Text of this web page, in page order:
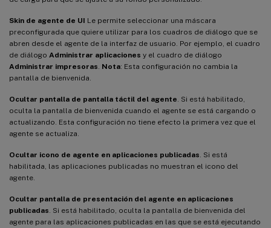
Skin de agente de UI Le permite seleccionar una máscara
preconfigurada que quiere utilizar para los cuadros de diálogo que se
abren desde el agente de la interfaz de usuario. Por ejemplo, el cuadro
de diálogo Administrar aplicaciones y el cuadro de diálogo
Administrar impresoras Nota: Esta configuración no cambia la
pantalla de bienvenida.
Ocultar pantalla de pantalla táctil del agente . Si está habilitado,
oculta la pantalla de bienvenida cuando el agente se está cargando o
actualizando. Esta configuración no tiene efecto la primera vez que el
agente se actualiza.
Ocultar icono de agente en aplicaciones publicadas . Si está
habilitada, las aplicaciones publicadas no muestran el icono del
agente.
Ocultar pantalla de presentación del agente en aplicaciones
publicadas . Si está habilitado, oculta la pantalla de bienvenida del
agente para las aplicaciones publicadas en las que se está ejecutando